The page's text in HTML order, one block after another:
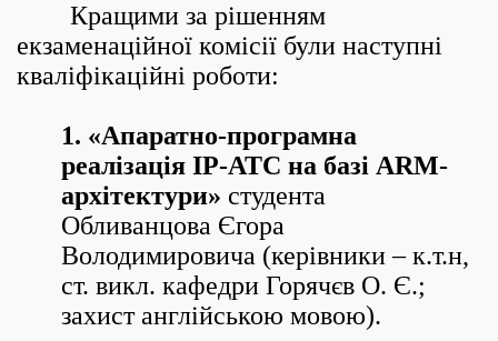
Кращими за рішенням
екзаменаційної комісії були наступні
кваліфікаційні роботи:
1. «Апаратно-програмна
реалізація IP-АТС на базі ARM-
архітектури» студента
Обливанцова Єгора
Володимировича (керівники – к.т.н,
ст. викл. кафедри Горячєв О. Є.;
захист англійською мовою).